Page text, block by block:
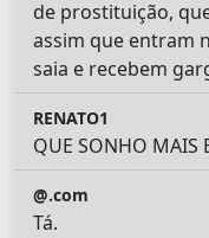
de prostituição,
assim que entram
saia e recebem
RENATO1
QUE SONHO MAIS
@.com
Tá.